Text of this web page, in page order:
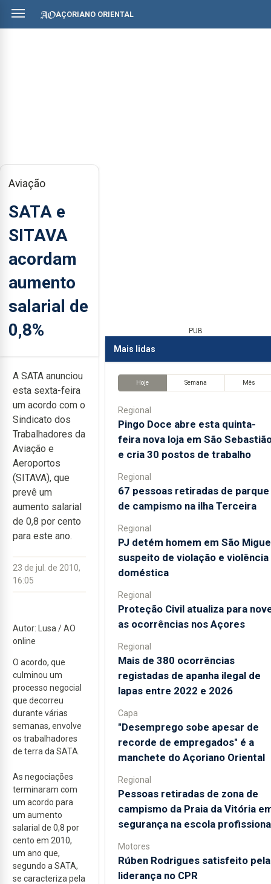
AÇORIANO ORIENTAL
Aviação
SATA e
SITAVA
acordam
aumento
salarial de
0,8%
A SATA anunciou
esta sexta-feira
um acordo com o
Sindicato dos
Trabalhadores da
Aviação e
Aeroportos
(SITAVA), que
prevê um
aumento salarial
de 0,8 por cento
para este ano.
23 de jul. de 2010,
16:05
Autor: Lusa / AO
online
O acordo, que
culminou um
processo negocial
que decorreu
durante várias
semanas, envolve
os trabalhadores
de terra da SATA.
As negociações
terminaram com
um acordo para
um aumento
salarial de 0,8 por
cento em 2010,
um ano que,
segundo a SATA,
se caracteriza pela
PUB
Mais lidas
Hoje Semana Mês
Regional
Pingo Doce abre esta quinta-
feira nova loja em São
e cria 30 postos de trabalho
Regional
67 pessoas retiradas de parque
de campismo na ilha Terceira
Regional
PJ detém homem em São
suspeito de violação e violência
doméstica
Regional
Proteção Civil atualiza para
as ocorrências nos Açores
Regional
Mais de 380 ocorrências
registadas de apanha ilegal de
lapas entre 2022 e 2026
Capa
"Desemprego sobe apesar de
recorde de empregados" é a
manchete do Açoriano Oriental
Regional
Pessoas retiradas de zona de
campismo da Praia da Vitória
segurança na escola
Motores
Rúben Rodrigues satisfeito pela
liderança no CPR